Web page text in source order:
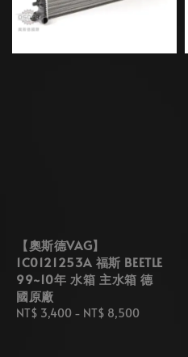
【奧斯德VAG】
1C0121253A 福斯 BEETLE
99~10年 水箱 主水箱 德
國原廠
Regular
NT$ 3,400 - NT$ 8,500